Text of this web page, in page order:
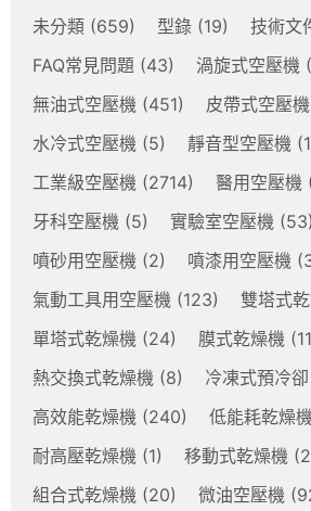
未分類 (659) 型錄 (19) 技術文
FAQ常見問題 (43) 渦旋式空壓機
無油式空壓機 (451) 皮帶式空壓機
水冷式空壓機 (5) 靜音型空壓機
工業級空壓機 (2714) 醫用空壓機
牙科空壓機 (5) 實驗室空壓機 (53)
噴砂用空壓機 (2) 噴漆用空壓機
氣動工具用空壓機 (123) 雙塔式
單塔式乾燥機 (24) 膜式乾燥機
熱交換式乾燥機 (8) 冷凍式預冷卻
高效能乾燥機 (240) 低能耗乾燥機
耐高壓乾燥機 (1) 移動式乾燥機
組合式乾燥機 (20) 微油空壓機